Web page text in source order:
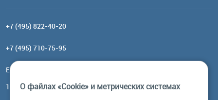
+7 (495) 822-40-20
+7 (495) 710-75-95
Email:
117485, Москва, ул. Профсоюзная, 84/32, корп 1
О файлах «Cookie» и метрических системах